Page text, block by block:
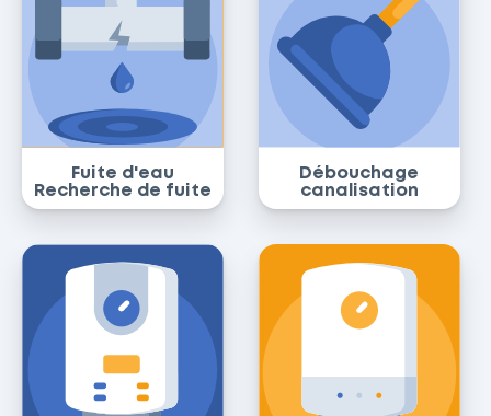
Fuite d'eau
Recherche de fuite
Débouchage
canalisation